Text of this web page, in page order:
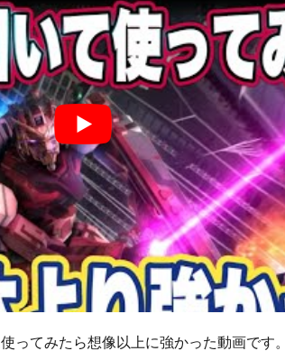
ってみたら想像以上に強かった動画です